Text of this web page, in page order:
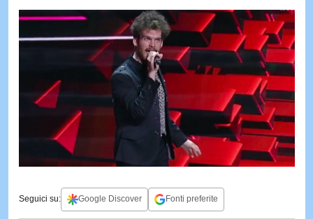
Seguici su: Google Discover Fonti preferite